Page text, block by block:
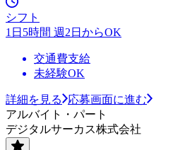
シフト
1日5時間 週2日からOK
交通費支給
未経験OK
詳細を見る
応募画面に進む
アルバイト・パート
デジタルサーカス株式会社